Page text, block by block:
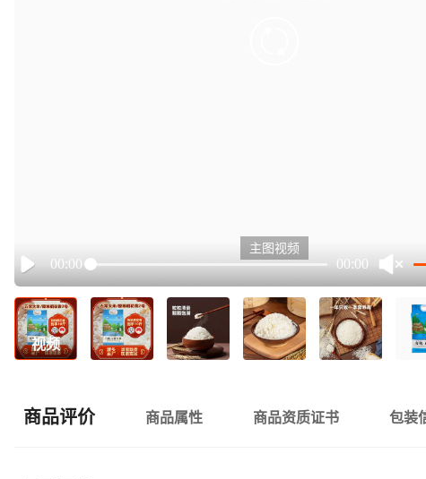
Play
00:00 00:00
主图视频
视频
商品评价 商品属性 商品资质证书 包装